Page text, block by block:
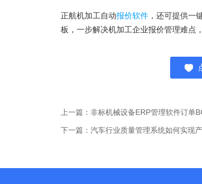
正航机加工自动报价软件 ，还可提供一
板，一步解决机加工企业报价管理难点
上一篇：非标机械设备ERP管理软件订单
下一篇：汽车行业质量管理系统如何实现